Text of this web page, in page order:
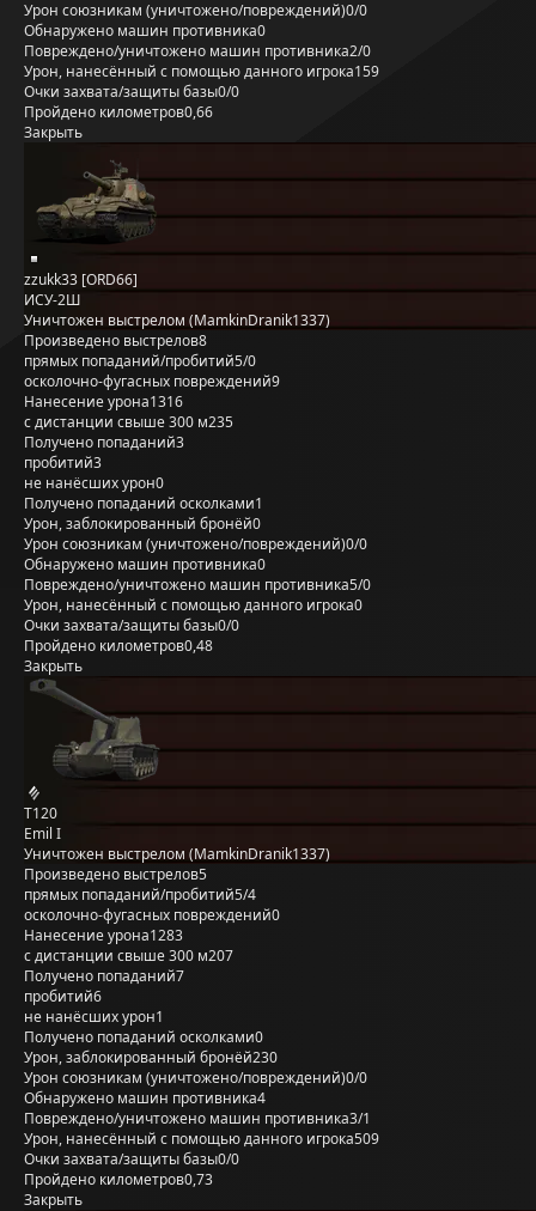
Урон союзникам (уничтожено/повреждений)0/0
Обнаружено машин противника0
Повреждено/уничтожено машин противника2/0
Урон, нанесённый с помощью данного игрока159
Очки захвата/защиты базы0/0
Пройдено километров0,66
Закрыть
zzukk33 [ORD66]
ИСУ-2Ш
Уничтожен выстрелом (MamkinDranik1337)
Произведено выстрелов8
прямых попаданий/пробитий5/0
осколочно-фугасных повреждений9
Нанесение урона1316
с дистанции свыше 300 м235
Получено попаданий3
пробитий3
не нанёсших урон0
Получено попаданий осколками1
Урон, заблокированный бронёй0
Урон союзникам (уничтожено/повреждений)0/0
Обнаружено машин противника0
Повреждено/уничтожено машин противника5/0
Урон, нанесённый с помощью данного игрока0
Очки захвата/защиты базы0/0
Пройдено километров0,48
Закрыть
T120
Emil I
Уничтожен выстрелом (MamkinDranik1337)
Произведено выстрелов5
прямых попаданий/пробитий5/4
осколочно-фугасных повреждений0
Нанесение урона1283
с дистанции свыше 300 м207
Получено попаданий7
пробитий6
не нанёсших урон1
Получено попаданий осколками0
Урон, заблокированный бронёй230
Урон союзникам (уничтожено/повреждений)0/0
Обнаружено машин противника4
Повреждено/уничтожено машин противника3/1
Урон, нанесённый с помощью данного игрока509
Очки захвата/защиты базы0/0
Пройдено километров0,73
Закрыть